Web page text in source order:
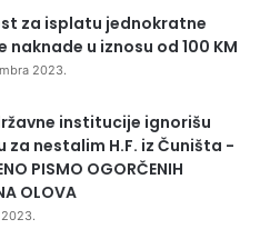
za isplatu jednokratne
naknade u iznosu od 100 KM
2023.
institucije ignorišu
za nestalim H.F. iz Čuništa -
PISMO OGORČENIH
OLOVA
2023.